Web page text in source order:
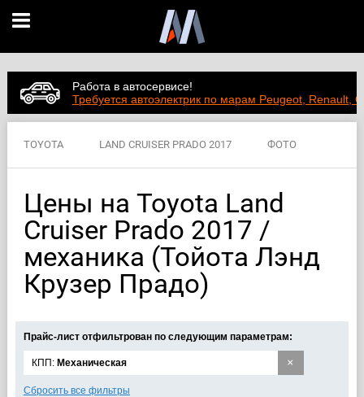
Работа в автосервисе!
Требуется автоэлектрик по марам Peugeot, Renault,
TOYOTA LAND CRUISER PRADO 2017 ФОТО
Цены на Toyota Land
Cruiser Prado 2017 /
механика (Тойота Лэнд
Крузер Прадо)
Прайс-лист отфильтрован по следующим параметрам:
×
КПП: Механическая
Сбросить все фильтры